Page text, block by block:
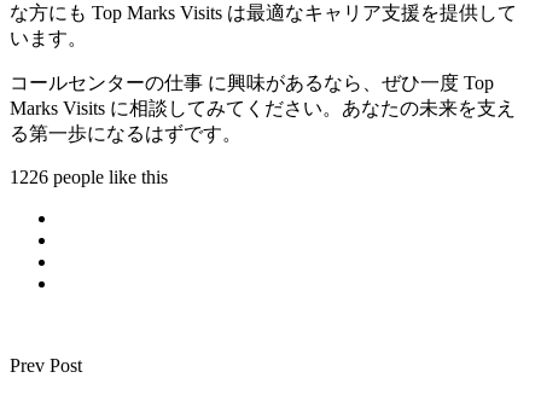
な方にも Top Marks Visits は最適なキャリア支援を提供して
います。
コールセンターの仕事 に興味があるなら、ぜひ一度 Top
Marks Visits に相談してみてください。あなたの未来を支え
る第一歩になるはずです。
1226 people like this
Prev Post